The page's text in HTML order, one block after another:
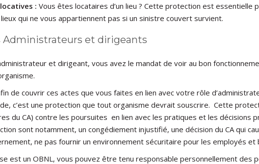
: Vous êtes locataires d’un lieu ? Cette protection est essentielle
qui ne vous appartiennent pas si un sinistre couvert survient.
Administrateurs et dirigeants
et dirigeant, vous avez le mandat de voir au bon
de couvrir ces actes que vous faites en lien avec votre rôle
c’est une protection que tout organisme devrait souscrire. Cette
du CA) contre les poursuites en lien avec les pratiques et les décisions
sont notamment, un congédiement injustifié, une décision du CA qui
ne pas fournir un environnement sécuritaire pour les employés et
est un OBNL, vous pouvez être tenu responsable personnellement des